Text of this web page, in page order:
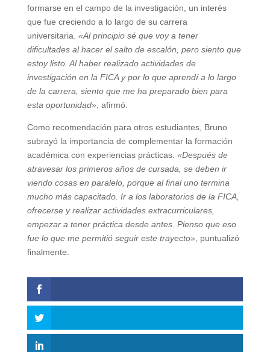
formarse en el campo de la investigación, un interés
que fue creciendo a lo largo de su carrera
universitaria. «Al principio sé que voy a tener
dificultades al hacer el salto de escalón, pero siento que
estoy listo. Al haber realizado actividades de
investigación en la FICA y por lo que aprendí a lo largo
de la carrera, siento que me ha preparado bien para
esta oportunidad» , afirmó.
Como recomendación para otros estudiantes, Bruno
subrayó la importancia de complementar la formación
académica con experiencias prácticas. «Después de
atravesar los primeros años de cursada, se deben ir
viendo cosas en paralelo, porque al final uno termina
mucho más capacitado. Ir a los laboratorios de la FICA,
ofrecerse y realizar actividades extracurriculares,
empezar a tener práctica desde antes. Pienso que eso
fue lo que me permitió seguir este trayecto» , puntualizó
finalmente.